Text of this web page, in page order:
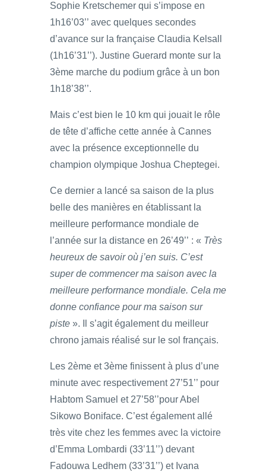
Sophie Kretschemer qui s’impose en
1h16’03’’ avec quelques secondes
d’avance sur la française Claudia Kelsall
(1h16’31’’). Justine Guerard monte sur la
3ème marche du podium grâce à un bon
1h18’38’’.
Mais c’est bien le 10 km qui jouait le rôle
de tête d’affiche cette année à Cannes
avec la présence exceptionnelle du
champion olympique Joshua Cheptegei.
Ce dernier a lancé sa saison de la plus
belle des manières en établissant la
meilleure performance mondiale de
l’année sur la distance en 26’49’’ : « Très
heureux de savoir où j’en suis. C’est
super de commencer ma saison avec la
meilleure performance mondiale. Cela me
donne confiance pour ma saison sur
piste ». Il s’agit également du meilleur
chrono jamais réalisé sur le sol français.
Les 2ème et 3ème finissent à plus d’une
minute avec respectivement 27’51’’ pour
Habtom Samuel et 27’58’’pour Abel
Sikowo Boniface. C’est également allé
très vite chez les femmes avec la victoire
d’Emma Lombardi (33’11’’) devant
Fadouwa Ledhem (33’31’’) et Ivana